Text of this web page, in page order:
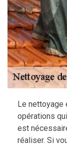
Le nettoyage
opérations
est
réaliser. Si